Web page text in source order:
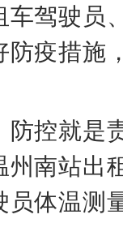
车驾驶员
防疫措施
防控就是
州南站出
员体温测